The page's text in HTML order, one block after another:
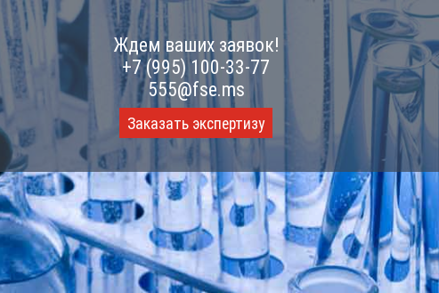
Ждем ваших заявок!
+7 (995) 100-33-77
555@fse.ms
Заказать экспертизу